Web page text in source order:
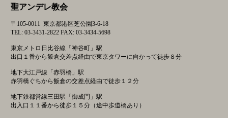
聖アンデレ教会
〒105-0011 東京都港区芝公園3-6-18
TEL: 03-3431-2822 FAX: 03-3434-5698
東京メトロ日比谷線「神谷町」駅
出口１番から飯倉交差点経由で東京タワーに向かって徒歩８分
地下大江戸線「赤羽橋」駅
赤羽橋ぐちから飯倉の交差点経由で徒歩１２分
地下鉄都営線三田駅「御成門」駅
出入口１１番から徒歩１５分（途中歩道橋あり）